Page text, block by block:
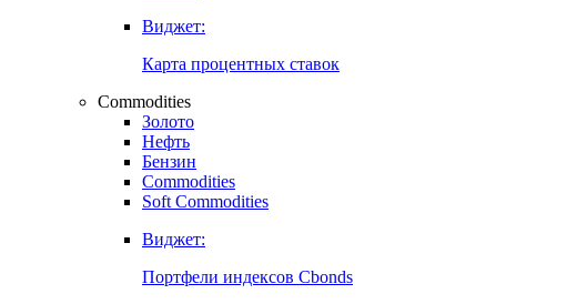
Виджет:
Карта процентных ставок
Commodities
Золото
Нефть
Бензин
Commodities
Soft Commodities
Виджет:
Портфели индексов Cbonds